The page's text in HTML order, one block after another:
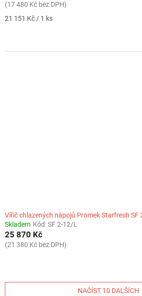
(17 480 Kč bez DPH)
Měrná
21 151 Kč / 1 ks
Vířič chlazených nápojů Promek Starfresh SF
Skladem Kód:SF 2-12/L
25 870 Kč
(21 380 Kč bez DPH)
NAČÍST 10 DALŠÍCH